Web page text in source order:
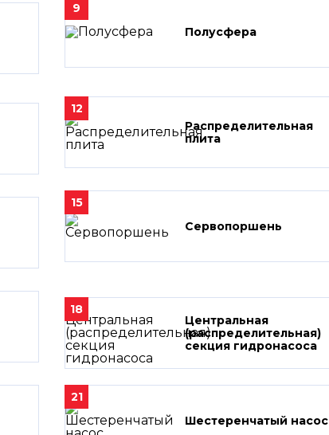
9
Полусфера
12
Распределительная
плита
15
Сервопоршень
18
Центральная
(распределительная)
секция гидронасоса
21
Шестеренчатый насос